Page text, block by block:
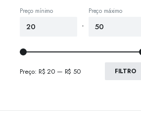
Preço mínimo
-
Preço máximo
FILTRO
Preço: R$ 20 — R$ 50